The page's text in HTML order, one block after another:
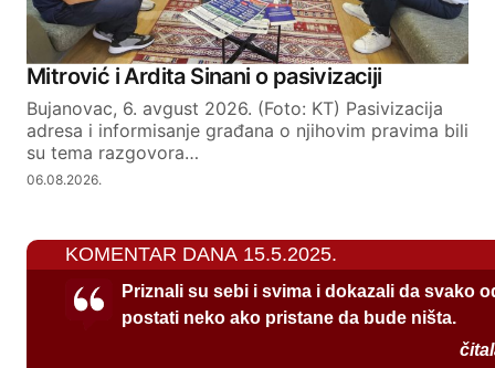
Mitrović i Ardita Sinani o pasivizaciji
Bujanovac, 6. avgust 2026. (Foto: KT) Pasivizacija
adresa i informisanje građana o njihovim pravima bili
su tema razgovora…
06.08.2026.
KOMENTAR DANA 15.5.2025.
Priznali su sebi i svima i dokazali da svako
postati neko ako pristane da bude ništa.